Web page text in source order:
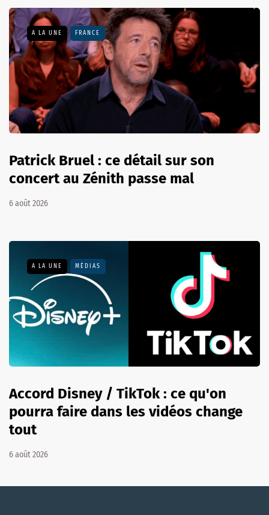
A LA UNE FRANCE
Patrick Bruel : ce détail sur son
concert au Zénith passe mal
6 août 2026
A LA UNE MÉDIAS
Accord Disney / TikTok : ce qu'on
pourra faire dans les vidéos change
tout
6 août 2026